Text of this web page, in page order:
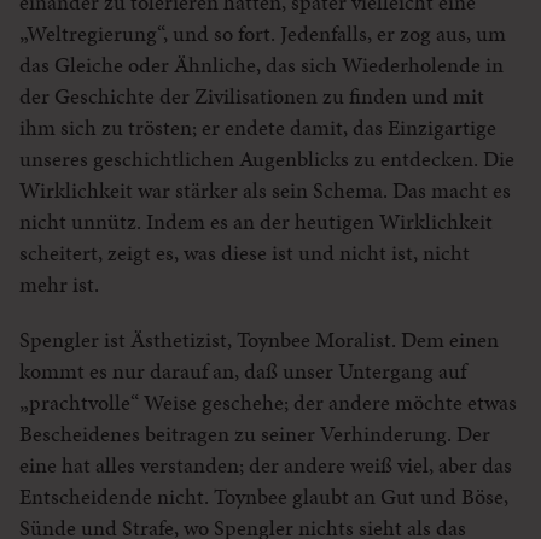
„Weltregierung“, und so fort. Jedenfalls, er zog aus, um
das Gleiche oder Ähnliche, das sich Wiederholende in
der Geschichte der Zivilisationen zu finden und mit
ihm sich zu trösten; er endete damit, das Einzigartige
unseres geschichtlichen Augenblicks zu entdecken. Die
Wirklichkeit war stärker als sein Schema. Das macht es
nicht unnütz. Indem es an der heutigen Wirklichkeit
scheitert, zeigt es, was diese ist und nicht ist, nicht
mehr ist.
Spengler ist Ästhetizist, Toynbee Moralist. Dem einen
kommt es nur darauf an, daß unser Untergang auf
„prachtvolle“ Weise geschehe; der andere möchte etwas
Bescheidenes beitragen zu seiner Verhinderung. Der
eine hat alles verstanden; der andere weiß viel, aber das
Entscheidende nicht. Toynbee glaubt an Gut und Böse,
Sünde und Strafe, wo Spengler nichts sieht als das